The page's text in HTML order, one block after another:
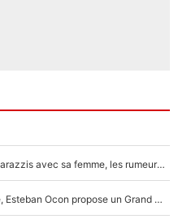
F1 : Charles Leclerc surpris par les paparazzis avec sa femme, les rumeurs étaient vraies !
Comme pour le final du Tour de France, Esteban Ocon propose un Grand Prix de Formule 1 à Paris : «Autour de l’Arc de Triomphe, ce serait génial» !